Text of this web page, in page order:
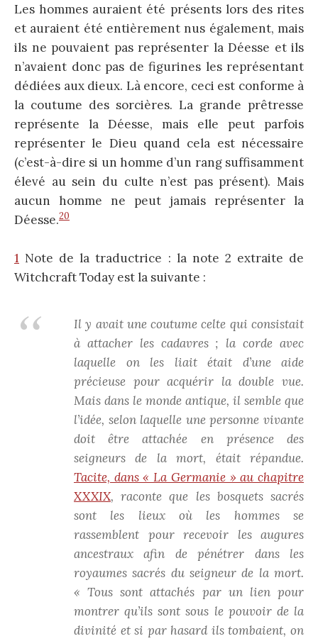
Les hommes auraient été présents lors des rites
et auraient été entièrement nus également, mais
ils ne pouvaient pas représenter la Déesse et ils
n’avaient donc pas de figurines les représentant
dédiées aux dieux. Là encore, ceci est conforme à
la coutume des sorcières. La grande prêtresse
représente la Déesse, mais elle peut parfois
représenter le Dieu quand cela est nécessaire
(c’est-à-dire si un homme d’un rang suffisamment
élevé au sein du culte n’est pas présent). Mais
aucun homme ne peut jamais représenter la
Déesse.20
1 Note de la traductrice : la note 2 extraite de
Witchcraft Today est la suivante :
Il y avait une coutume celte qui consistait
à attacher les cadavres ; la corde avec
laquelle on les liait était d’une aide
précieuse pour acquérir la double vue.
Mais dans le monde antique, il semble que
l’idée, selon laquelle une personne vivante
doit être attachée en présence des
seigneurs de la mort, était répandue.
Tacite, dans « La Germanie » au chapitre
XXXIX, raconte que les bosquets sacrés
sont les lieux où les hommes se
rassemblent pour recevoir les augures
ancestraux afin de pénétrer dans les
royaumes sacrés du seigneur de la mort.
« Tous sont attachés par un lien pour
montrer qu’ils sont sous le pouvoir de la
divinité et si par hasard ils tombaient, on